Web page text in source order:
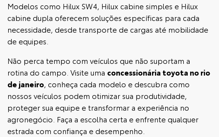
Modelos como Hilux SW4, Hilux cabine simples e Hilux
cabine dupla oferecem soluções específicas para cada
necessidade, desde transporte de cargas até mobilidade
de equipes.
Não perca tempo com veículos que não suportam a
rotina do campo. Visite uma concessionária toyota no rio
de janeiro, conheça cada modelo e descubra como
nossos veículos podem otimizar sua produtividade,
proteger sua equipe e transformar a experiência no
agronegócio. Faça a escolha certa e enfrente qualquer
estrada com confiança e desempenho.